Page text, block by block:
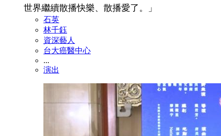
世界繼續散播快樂、散播愛了。」
石英
林千鈺
資深藝人
台大癌醫中心
...
演出